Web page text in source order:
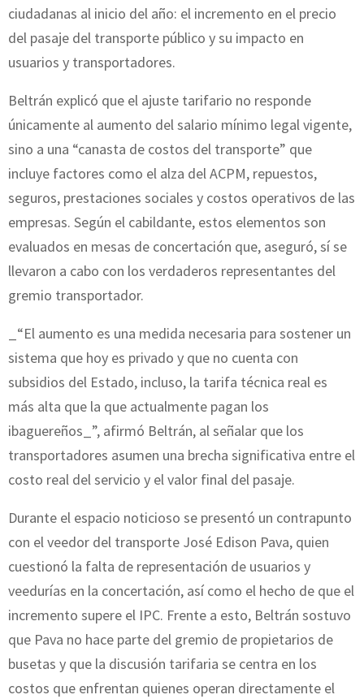
ciudadanas al inicio del año: el incremento en el precio
del pasaje del transporte público y su impacto en
usuarios y transportadores.
Beltrán explicó que el ajuste tarifario no responde
únicamente al aumento del salario mínimo legal vigente,
sino a una “canasta de costos del transporte” que
incluye factores como el alza del ACPM, repuestos,
seguros, prestaciones sociales y costos operativos de las
empresas. Según el cabildante, estos elementos son
evaluados en mesas de concertación que, aseguró, sí se
llevaron a cabo con los verdaderos representantes del
gremio transportador.
_“El aumento es una medida necesaria para sostener un
sistema que hoy es privado y que no cuenta con
subsidios del Estado, incluso, la tarifa técnica real es
más alta que la que actualmente pagan los
ibaguereños_”, afirmó Beltrán, al señalar que los
transportadores asumen una brecha significativa entre el
costo real del servicio y el valor final del pasaje.
Durante el espacio noticioso se presentó un contrapunto
con el veedor del transporte José Edison Pava, quien
cuestionó la falta de representación de usuarios y
veedurías en la concertación, así como el hecho de que el
incremento supere el IPC. Frente a esto, Beltrán sostuvo
que Pava no hace parte del gremio de propietarios de
busetas y que la discusión tarifaria se centra en los
costos que enfrentan quienes operan directamente el